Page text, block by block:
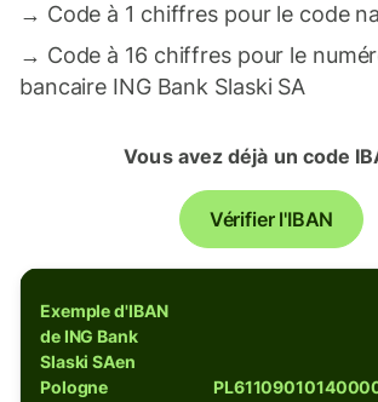
→ Code à 1 chiffres pour le code
→ Code à 16 chiffres pour le
bancaire ING Bank Slaski SA
Vous avez déjà un code
Vérifier l'IBAN
Exemple d'IBAN
de ING Bank
Slaski SAen
Pologne